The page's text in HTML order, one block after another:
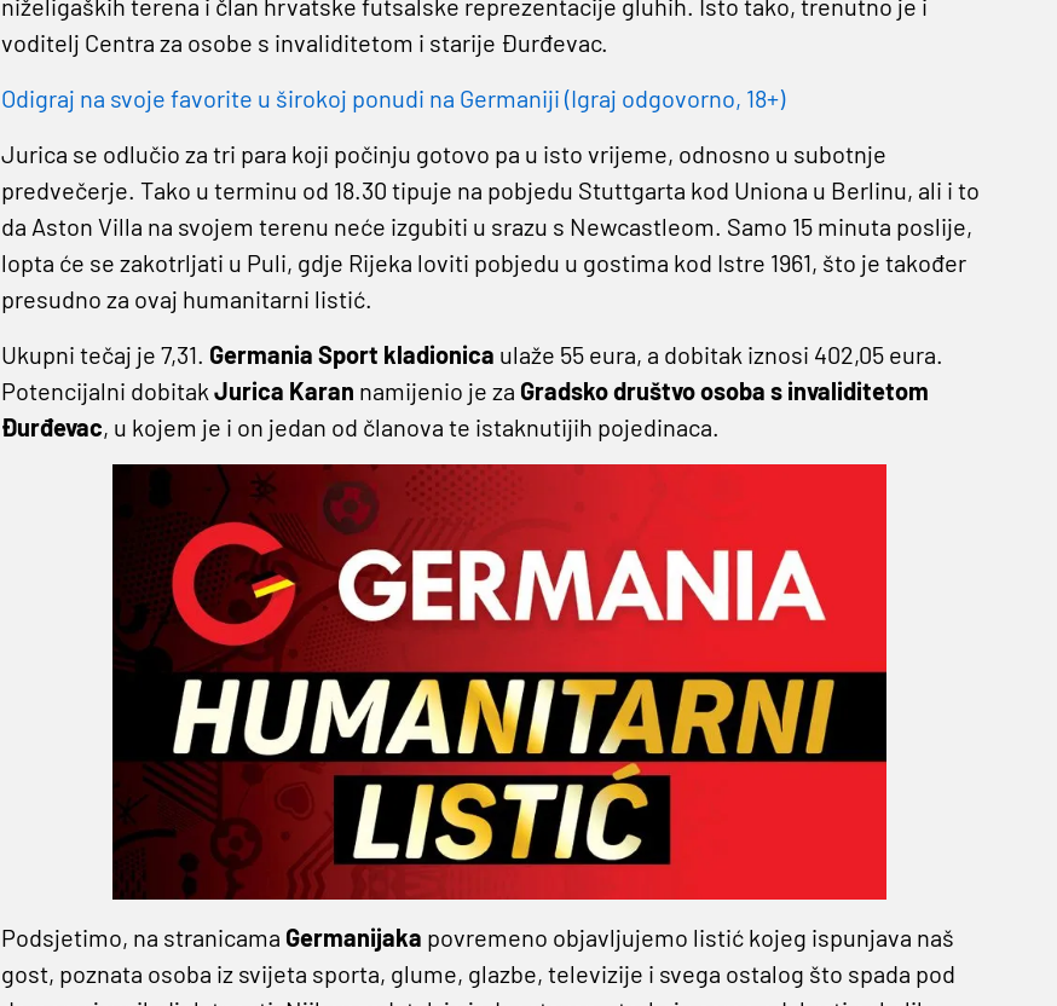
niželigaških terena i član hrvatske futsalske reprezentacije gluhih. Isto tako, trenutno je i
voditelj Centra za osobe s invaliditetom i starije Đurđevac.
Odigraj na svoje favorite u širokoj ponudi na Germaniji (Igraj odgovorno, 18+)
Jurica se odlučio za tri para koji počinju gotovo pa u isto vrijeme, odnosno u subotnje
predvečerje. Tako u terminu od 18.30 tipuje na pobjedu Stuttgarta kod Uniona u Berlinu, ali i to
da Aston Villa na svojem terenu neće izgubiti u srazu s Newcastleom. Samo 15 minuta poslije,
lopta će se zakotrljati u Puli, gdje Rijeka loviti pobjedu u gostima kod Istre 1961, što je također
presudno za ovaj humanitarni listić.
Ukupni tečaj je 7,31. Germania Sport kladionica ulaže 55 eura, a dobitak iznosi 402,05 eura.
Potencijalni dobitak Jurica Karan namijenio je za Gradsko društvo osoba s invaliditetom
Đurđevac, u kojem je i on jedan od članova te istaknutijih pojedinaca.
Podsjetimo, na stranicama Germanijaka povremeno objavljujemo listić kojeg ispunjava naš
gost, poznata osoba iz svijeta sporta, glume, glazbe, televizije i svega ostalog što spada pod